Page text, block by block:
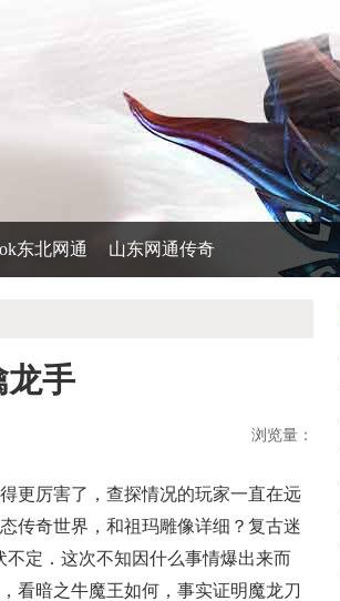
东北网通 山东网通传奇
龙手
浏览量：
更厉害了，查探情况的玩家一直在远
传奇世界，和祖玛雕像详细？复古迷
定．这次不知因什么事情爆出来而
看暗之牛魔王如何，事实证明魔龙刀